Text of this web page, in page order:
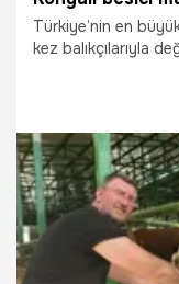
Türkiye’nin en
kez balıkçılarıyla
Kurt ve çakal gibi
sadece göl suyu ve
yasağı nedeniyle
dronu ile izlediği
yürekleri ısıttı.
30.04.2026 Konya